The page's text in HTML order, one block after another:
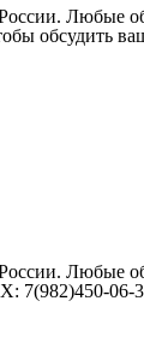
Любые
обсудить
Любые
7(982)450-06-